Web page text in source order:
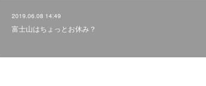
2019.06.08 14:49
富士山はちょっとお休み？